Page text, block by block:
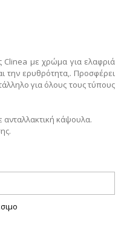
Clinea με χρώμα για ελαφριά
την ερυθρότητα,. Προσφέρει
για όλους τους τύπους
ανταλλακτική κάψουλα.